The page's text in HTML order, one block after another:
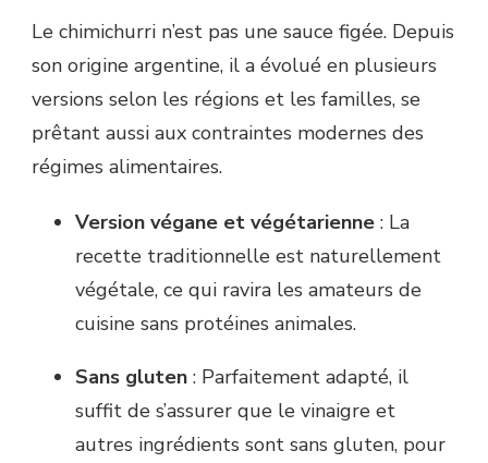
Le chimichurri n’est pas une sauce figée. Depuis
son origine argentine, il a évolué en plusieurs
versions selon les régions et les familles, se
prêtant aussi aux contraintes modernes des
régimes alimentaires.
Version végane et végétarienne : La
recette traditionnelle est naturellement
végétale, ce qui ravira les amateurs de
cuisine sans protéines animales.
Sans gluten : Parfaitement adapté, il
suffit de s’assurer que le vinaigre et
autres ingrédients sont sans gluten, pour